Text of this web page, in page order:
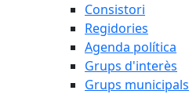
Consistori
Regidories
Agenda política
Grups d'interès
Grups municipals